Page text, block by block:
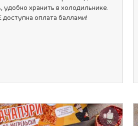
удобно хранить в холодильнике.
доступна оплата баллами!
26